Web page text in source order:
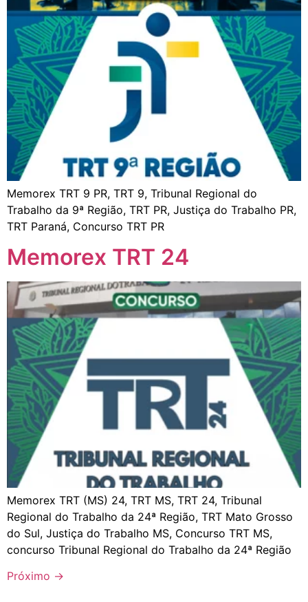
Memorex TRT 9 PR, TRT 9, Tribunal Regional do
Trabalho da 9ª Região, TRT PR, Justiça do Trabalho PR,
TRT Paraná, Concurso TRT PR
Memorex TRT 24
Memorex TRT (MS) 24, TRT MS, TRT 24, Tribunal
Regional do Trabalho da 24ª Região, TRT Mato Grosso
do Sul, Justiça do Trabalho MS, Concurso TRT MS,
concurso Tribunal Regional do Trabalho da 24ª Região
Próximo →